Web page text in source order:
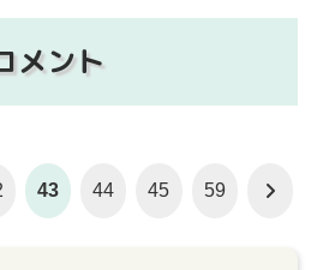
メント
43 44 45 59 次